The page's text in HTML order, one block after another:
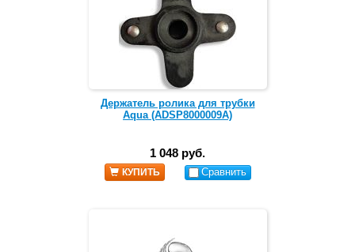
Держатель ролика для трубки
Aqua (ADSP8000009A)
1 048 руб.
КУПИТЬ Сравнить